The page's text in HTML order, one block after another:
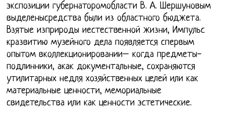
экспозиции губернаторомобласти В. А. Шершуновым
выделенысредства были из областного бюджета.
Взятые изприроды иестественной жизни, Импульс
кразвитию музейного дела появляется спервым
опытом вколлекционировании– когда предметы-
подлинники, акак документальные, сохраняются
утилитарных недля хозяйственных целей или как
материальные ценности, мемориальные
свидетельства или как ценности эстетические.